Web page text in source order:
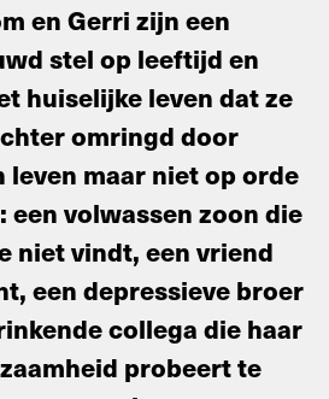
en Gerri zijn een
stel op leeftijd en
huiselijke leven dat ze
omringd door
leven maar niet op orde
volwassen zoon die
niet vindt, een vriend
een depressieve broer
collega die haar
probeert te